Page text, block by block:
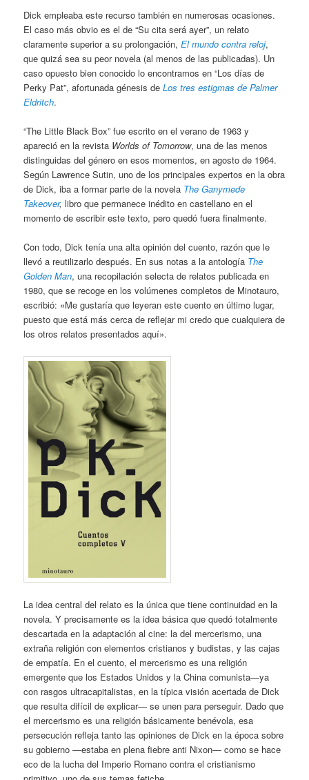
Dick empleaba este recurso también en numerosas ocasiones.
El caso más obvio es el de “Su cita será ayer”, un relato
claramente superior a su prolongación,El mundo contra reloj,
que quizá sea su peor novela (al menos de las publicadas). Un
caso opuesto bien conocido lo encontramos en “Los días de
Perky Pat”, afortunada génesis deLos tres estigmas de Palmer
Eldritch.
“The Little Black Box” fue escrito en el verano de 1963 y
apareció en la revista Worlds of Tomorrow, una de las menos
distinguidas del género en esos momentos, en agosto de 1964.
Según Lawrence Sutin, uno de los principales expertos en la obra
de Dick, iba a formar parte de la novela The Ganymede
Takeover, libro que permanece inédito en castellano en el
momento de escribir este texto, pero quedó fuera finalmente.
Con todo, Dick tenía una alta opinión del cuento, razón que le
llevó a reutilizarlo después. En sus notas a la antología The
Golden Man, una recopilación selecta de relatos publicada en
1980, que se recoge en los volúmenes completos de Minotauro,
escribió: «Me gustaría que leyeran este cuento en último lugar,
puesto que está más cerca de reflejar mi credo que cualquiera de
los otros relatos presentados aquí».
La idea central del relato es la única que tiene continuidad en la
novela. Y precisamente es la idea básica que quedó totalmente
descartada en la adaptación al cine: la del mercerismo, una
extraña religión con elementos cristianos y budistas, y las cajas
de empatía. En el cuento, el mercerismo es una religión
emergente que los Estados Unidos y la China comunista—ya
con rasgos ultracapitalistas, en la típica visión acertada de Dick
que resulta difícil de explicar— se unen para perseguir. Dado que
el mercerismo es una religión básicamente benévola, esa
persecución refleja tanto las opiniones de Dick en la época sobre
su gobierno —estaba en plena fiebre anti Nixon— como se hace
eco de la lucha del Imperio Romano contra el cristianismo